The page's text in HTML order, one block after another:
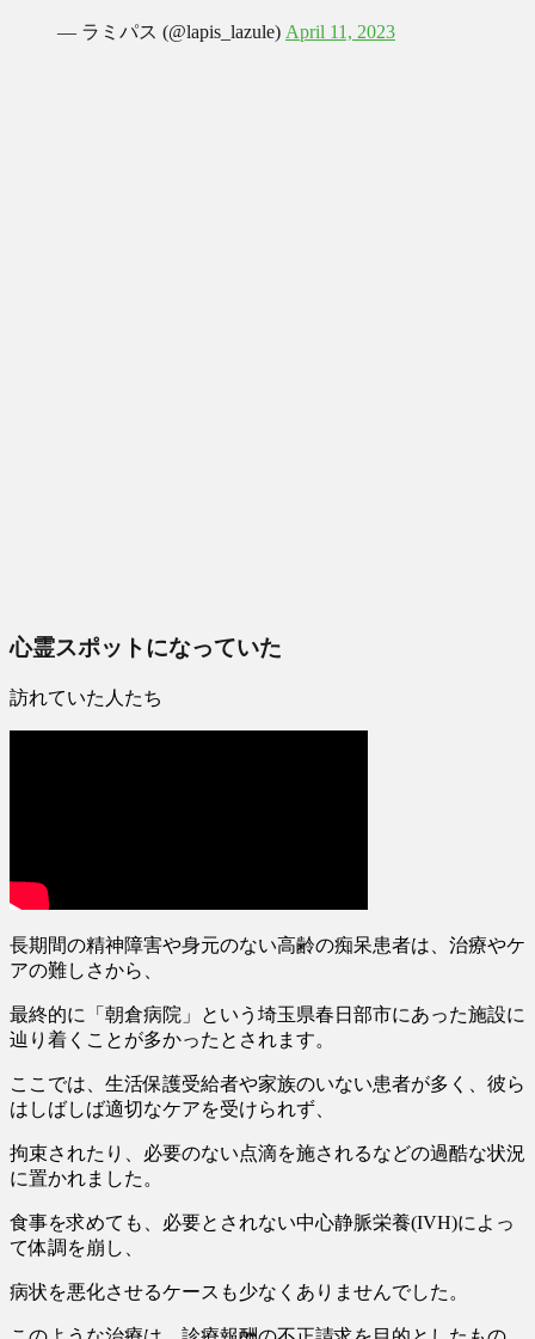
— ラミパス (@lapis_lazule) April 11, 2023
心霊スポットになっていた
訪れていた人たち
長期間の精神障害や身元のない高齢の痴呆患者は、治療やケ
アの難しさから、
最終的に「朝倉病院」という埼玉県春日部市にあった施設に
辿り着くことが多かったとされます。
ここでは、生活保護受給者や家族のいない患者が多く、彼ら
はしばしば適切なケアを受けられず、
拘束されたり、 必要のない点滴を施されるなどの過酷な状況
に置かれました。
食事を求めても、必要とされない中心静脈栄養(IVH)によっ
て体調を崩し、
病状を悪化させるケースも少なくありませんでした。